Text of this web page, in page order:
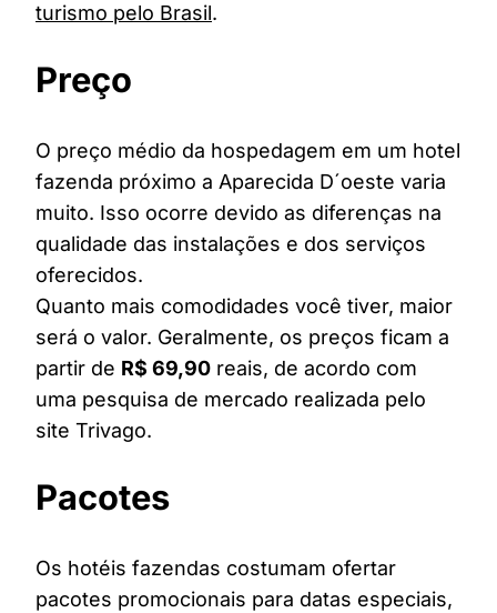
turismo pelo Brasil.
Preço
O preço médio da hospedagem em um hotel
fazenda próximo a Aparecida D´oeste varia
muito. Isso ocorre devido as diferenças na
qualidade das instalações e dos serviços
oferecidos.
Quanto mais comodidades você tiver, maior
será o valor. Geralmente, os preços ficam a
partir de R$ 69,90 reais, de acordo com
uma pesquisa de mercado realizada pelo
site Trivago.
Pacotes
Os hotéis fazendas costumam ofertar
pacotes promocionais para datas especiais,